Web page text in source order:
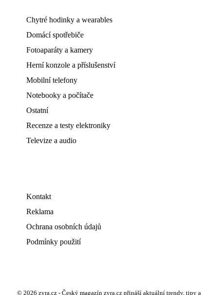
Chytré hodinky a wearables
Domácí spotřebiče
Fotoaparáty a kamery
Herní konzole a příslušenství
Mobilní telefony
Notebooky a počítače
Ostatní
Recenze a testy elektroniky
Televize a audio
Kontakt
Reklama
Ochrana osobních údajů
Podmínky použití
© 2026 zyra.cz - Český magazín zyra.cz přináší aktuální trendy, tipy a